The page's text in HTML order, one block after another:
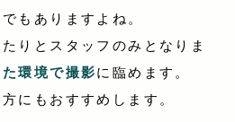
もありますよね。
りとスタッフのみとなりま
環境で撮影に臨めます。
にもおすすめします。